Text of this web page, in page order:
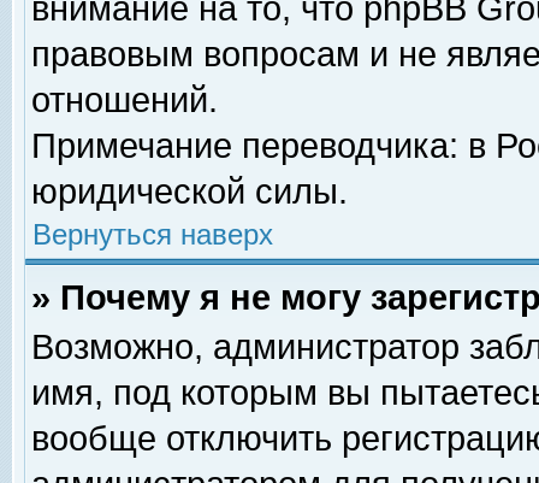
внимание на то, что phpBB
правовым вопросам и не
отношений.
Примечание переводчика: в
юридической силы.
Вернуться наверх
» Почему я не могу
Возможно, администратор
имя, под которым вы
вообще отключить